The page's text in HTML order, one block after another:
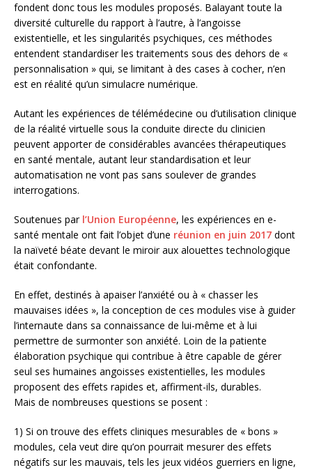
fondent donc tous les modules proposés. Balayant toute la
diversité culturelle du rapport à l’autre, à l’angoisse
existentielle, et les singularités psychiques, ces méthodes
entendent standardiser les traitements sous des dehors de «
personnalisation » qui, se limitant à des cases à cocher, n’en
est en réalité qu’un simulacre numérique.
Autant les expériences de télémédecine ou d’utilisation clinique
de la réalité virtuelle sous la conduite directe du clinicien
peuvent apporter de considérables avancées thérapeutiques
en santé mentale, autant leur standardisation et leur
automatisation ne vont pas sans soulever de grandes
interrogations.
Soutenues par l’Union Européenne, les expériences en e-
santé mentale ont fait l’objet d’une réunion en juin 2017 dont
la naïveté béate devant le miroir aux alouettes technologique
était confondante.
En effet, destinés à apaiser l’anxiété ou à « chasser les
mauvaises idées », la conception de ces modules vise à guider
l’internaute dans sa connaissance de lui-même et à lui
permettre de surmonter son anxiété. Loin de la patiente
élaboration psychique qui contribue à être capable de gérer
seul ses humaines angoisses existentielles, les modules
proposent des effets rapides et, affirment-ils, durables.
Mais de nombreuses questions se posent :
1) Si on trouve des effets cliniques mesurables de « bons »
modules, cela veut dire qu’on pourrait mesurer des effets
négatifs sur les mauvais, tels les jeux vidéos guerriers en ligne,